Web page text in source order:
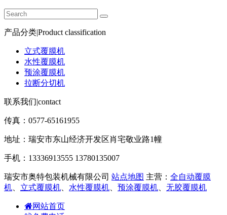
产品分类|Product classification
立式覆膜机
水性覆膜机
预涂覆膜机
拉断分切机
联系我们|contact
传真：0577-65161955
地址：瑞安市东山经济开发区肖宅敬业路1幢
手机：13336913555 13780135007
瑞安市奥特包装机械有限公司 站点地图 主营： 全自动覆膜
机、 立式覆膜机、 水性覆膜机、 预涂覆膜机、 无胶覆膜机
网站首页